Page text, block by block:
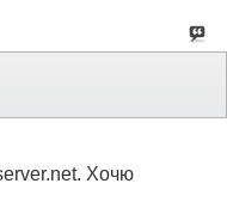
Хочю